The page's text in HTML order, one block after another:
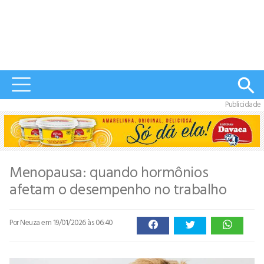
Publicidade
Menopausa: quando hormônios
afetam o desempenho no trabalho
Por Neuzaem 19/01/2026 às 06:40